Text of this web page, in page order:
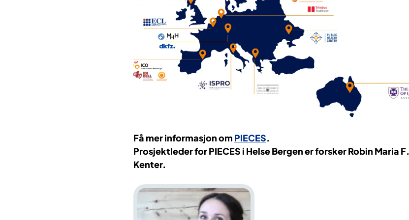
Få mer informasjon om PIECES.
Prosjektleder for PIECES i Helse Bergen er forsker Robin Maria F.
Kenter.